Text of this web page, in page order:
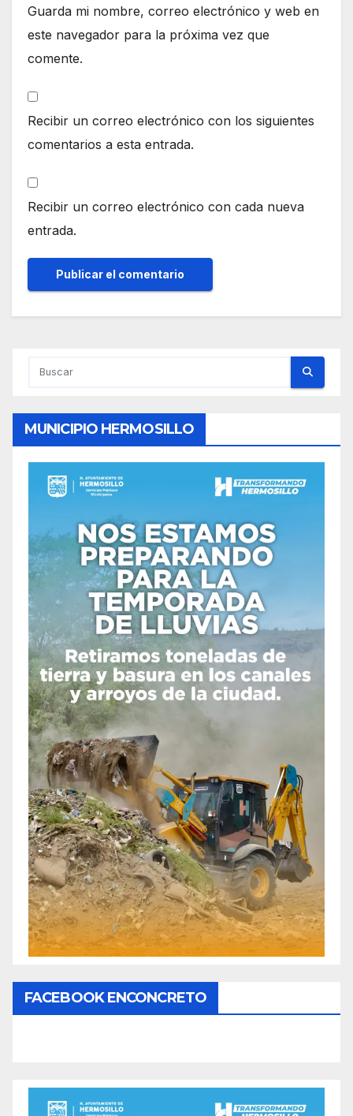
Guarda mi nombre, correo electrónico y web en
este navegador para la próxima vez que
comente.
Recibir un correo electrónico con los siguientes
comentarios a esta entrada.
Recibir un correo electrónico con cada nueva
entrada.
MUNICIPIO HERMOSILLO
FACEBOOK ENCONCRETO